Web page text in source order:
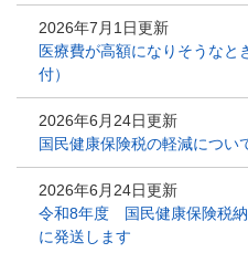
2026年7月1日更新
医療費が高額になりそうなと
付）
2026年6月24日更新
国民健康保険税の軽減につい
2026年6月24日更新
令和8年度 国民健康保険税
に発送します